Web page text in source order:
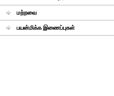
மற்றவை
பயன்மிக்க இணைப்புகள்